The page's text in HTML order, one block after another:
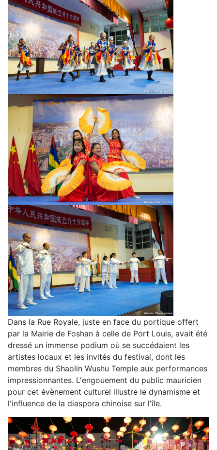
Dans la Rue Royale, juste en face du portique offert
par la Mairie de Foshan à celle de Port Louis, avait été
dressé un immense podium où se succédaient les
artistes locaux et les invités du festival, dont les
membres du Shaolin Wushu Temple aux performances
impressionnantes. L'engouement du public mauricien
pour cet évènement culturel illustre le dynamisme et
l'influence de la diaspora chinoise sur l'île.